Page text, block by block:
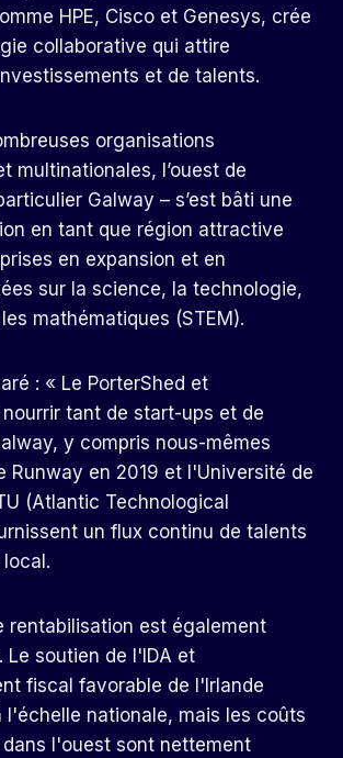
HPE, Cisco et Genesys, crée
collaborative qui attire
et de talents.
organisations
multinationales, l’ouest de
Galway – s’est bâti une
en tant que région attractive
en expansion et en
sur la science, la technologie,
les mathématiques (STEM).
: « Le PorterShed et
nourrir tant de start-ups et de
y compris nous-mêmes
Runway en 2019 et l'Université de
(Atlantic Technological
un flux continu de talents
rentabilisation est également
Le soutien de l'IDA et
fiscal favorable de l'Irlande
l'échelle nationale, mais les coûts
l'ouest sont nettement